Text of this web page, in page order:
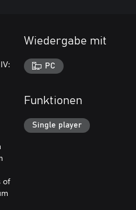
of
Wiedergabe mit
PC
Funktionen
Single player